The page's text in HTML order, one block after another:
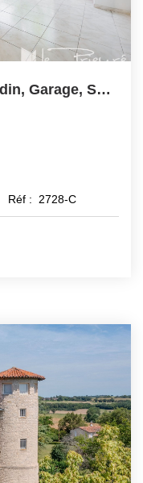
Maison À Potentiel Avec Jardin, Garage, Sous-Sol...
Réf : 2728-C